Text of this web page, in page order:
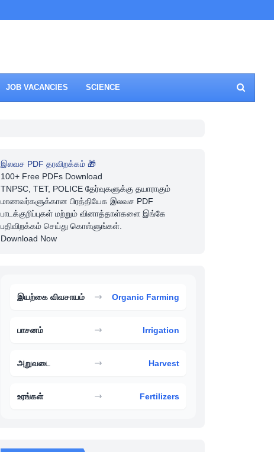
JOB VACANCIES SCIENCE
இலவச PDF தரவிறக்கம் 🎁
100+ Free PDFs Download
TNPSC, TET, POLICE தேர்வுகளுக்கு தயாராகும்
மாணவர்களுக்கான பிரத்தியேக இலவச PDF
பாடக்குறிப்புகள் மற்றும் வினாத்தாள்களை இங்கே
பதிவிறக்கம் செய்து கொள்ளுங்கள்.
Download Now
இயற்கை விவசாயம் Organic Farming
பாசனம் Irrigation
அறுவடை Harvest
உரங்கள் Fertilizers